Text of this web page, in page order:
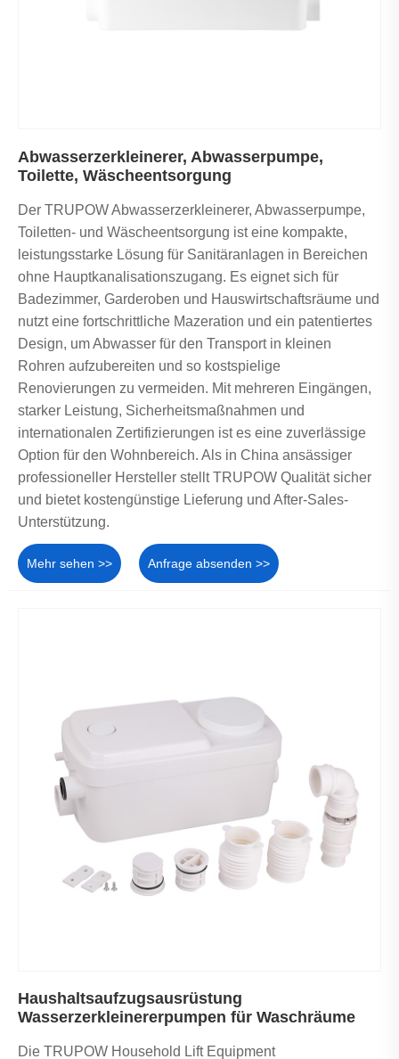
Abwasserzerkleinerer, Abwasserpumpe,
Toilette, Wäscheentsorgung
Der TRUPOW Abwasserzerkleinerer, Abwasserpumpe,
Toiletten- und Wäscheentsorgung ist eine kompakte,
leistungsstarke Lösung für Sanitäranlagen in Bereichen
ohne Hauptkanalisationszugang. Es eignet sich für
Badezimmer, Garderoben und Hauswirtschaftsräume und
nutzt eine fortschrittliche Mazeration und ein patentiertes
Design, um Abwasser für den Transport in kleinen
Rohren aufzubereiten und so kostspielige
Renovierungen zu vermeiden. Mit mehreren Eingängen,
starker Leistung, Sicherheitsmaßnahmen und
internationalen Zertifizierungen ist es eine zuverlässige
Option für den Wohnbereich. Als in China ansässiger
professioneller Hersteller stellt TRUPOW Qualität sicher
und bietet kostengünstige Lieferung und After-Sales-
Unterstützung.
Mehr sehen >> Anfrage absenden >>
Haushaltsaufzugsausrüstung
Wasserzerkleinererpumpen für Waschräume
Die TRUPOW Household Lift Equipment